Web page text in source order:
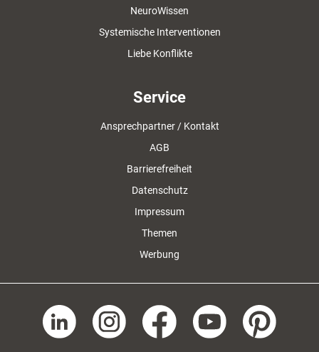
NeuroWissen
Systemische Interventionen
Liebe Konflikte
Service
Ansprechpartner / Kontakt
AGB
Barrierefreiheit
Datenschutz
Impressum
Themen
Werbung